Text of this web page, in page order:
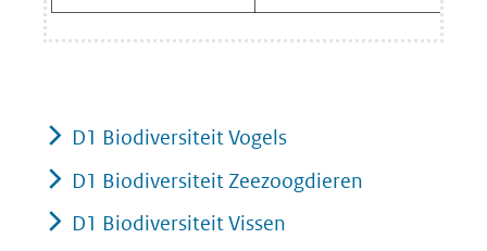
D1 Biodiversiteit Vogels
D1 Biodiversiteit Zeezoogdieren
D1 Biodiversiteit Vissen